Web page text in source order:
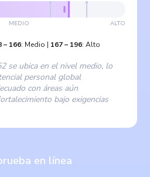
MEDIO ALTO
– 166: Medio | 167– 196: Alto
se ubica en el nivel medio, lo
personal global
con áreas aún
bajo exigencias
en línea